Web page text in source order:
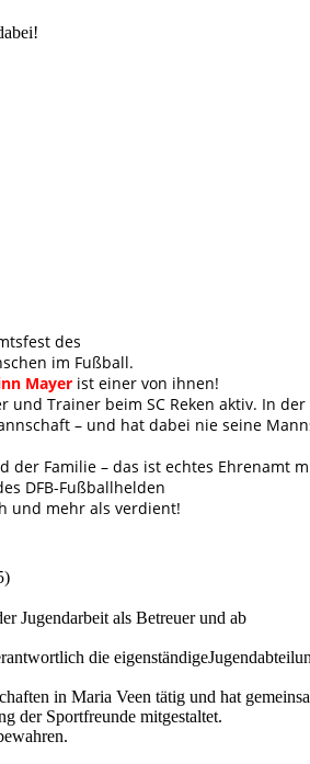
des
im Fußball.
Mayer ist einer von ihnen!
Trainer beim SC Reken aktiv. In
– und hat dabei nie seine
der Familie – das ist echtes Ehrenamt
DFB-Fußballhelden
und mehr als verdient!
Jugendarbeit als Betreuer und ab
die
in Maria Veen tätig und hat
der Sportfreunde mitgestaltet.